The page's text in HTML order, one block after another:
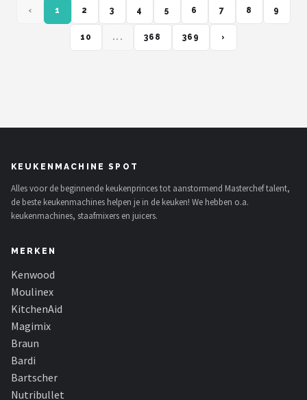
‹ 1 2 3 4 5 6 7 8 9
10 ... 368 369 ›
KEUKENMACHINE SPOT
Alles voor de beginnende keukenprinces tot aanstormend Masterchef talent,
de beste keukenmachines helpen je in de keuken! We hebben o.a.
keukenmachines, staafmixers en juicers.
MERKEN
Kenwood
Moulinex
KitchenAid
Magimix
Braun
Bardi
Bartscher
Nutribullet